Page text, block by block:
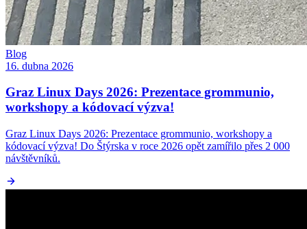
Blog
16. dubna 2026
Graz Linux Days 2026: Prezentace grommunio,
workshopy a kódovací výzva!
Graz Linux Days 2026: Prezentace grommunio, workshopy a
kódovací výzva! Do Štýrska v roce 2026 opět zamířilo přes 2 000
návštěvníků.